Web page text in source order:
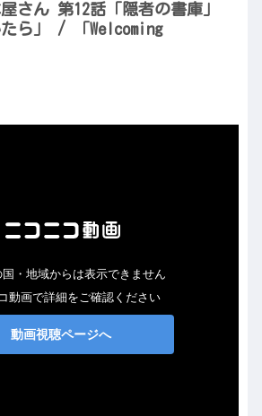
さん 第12話「隠者の書庫」
ら」 / 「Welcoming